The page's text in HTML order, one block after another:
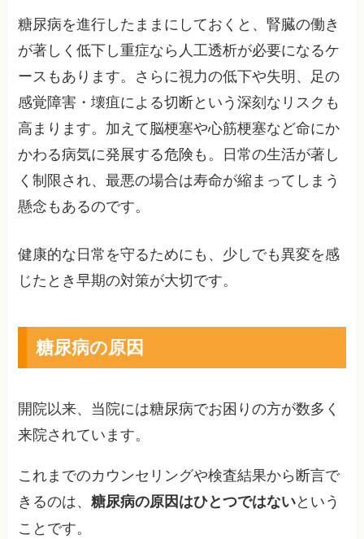
糖尿病を進行したままにしておくと、腎臓の働き
が著しく低下し重症なら人工透析が必要になるケ
ースもあります。さらに視力の低下や失明、足の
感覚障害・壊疽による切断という深刻なリスクも
高まります。加えて脳梗塞や心筋梗塞など命にか
かわる病気に発展する危険も。日常の生活が著し
く制限され、最悪の場合は寿命が縮まってしまう
懸念もあるのです。
健康的な日常を守るためにも、少しでも異変を感
じたとき早期の対策が大切です。
糖尿病の原因
開院以来、当院には糖尿病でお困りの方が数多く
来院されています。
これまでのカウンセリングや検査結果から断言で
きるのは、糖尿病の原因はひとつではないという
ことです。